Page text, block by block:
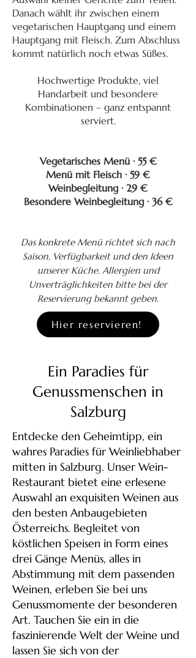
Danach wählt ihr zwischen einem
vegetarischen Hauptgang und einem
Hauptgang mit Fleisch. Zum Abschluss
kommt natürlich noch etwas Süßes.
Hochwertige Produkte, viel
Handarbeit und besondere
Kombinationen – ganz entspannt
serviert.
Vegetarisches Menü · 55 €
Menü mit Fleisch · 59 €
Weinbegleitung · 29 €
Besondere Weinbegleitung · 36 €
Das konkrete Menü richtet sich nach
Saison, Verfügbarkeit und den Ideen
unserer Küche. Allergien und
Unverträglichkeiten bitte bei der
Reservierung bekannt geben.
Hier reservieren!
Ein Paradies für
Genussmenschen in
Salzburg
Entdecke den Geheimtipp, ein
wahres Paradies für Weinliebhaber
mitten in Salzburg. Unser Wein-
Restaurant bietet eine erlesene
Auswahl an exquisiten Weinen aus
den besten Anbaugebieten
Österreichs. Begleitet von
köstlichen Speisen in Form eines
drei Gänge Menüs, alles in
Abstimmung mit dem passenden
Weinen, erleben Sie bei uns
Genussmomente der besonderen
Art. Tauchen Sie ein in die
faszinierende Welt der Weine und
lassen Sie sich von der